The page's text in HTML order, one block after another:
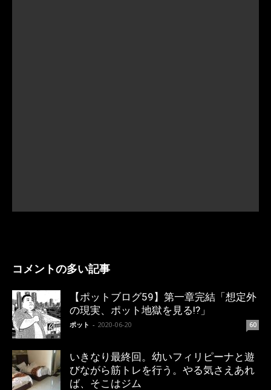
コメントの多い記事
【ポットブログ59】第一章完結「想定外
の現実、ポット地獄を見る!?」
ポット - 2020-06-20 60
いきなり最終回。幼いフィリピーナと遊
びながら筋トレを行う。やる気さえあれ
ば、そこはジム